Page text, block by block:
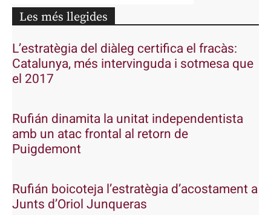
Les més llegides
L’estratègia del diàleg certifica el fracàs:
Catalunya, més intervinguda i sotmesa que
el 2017
Rufián dinamita la unitat independentista
amb un atac frontal al retorn de
Puigdemont
Rufián boicoteja l’estratègia d’acostament a
Junts d’Oriol Junqueras